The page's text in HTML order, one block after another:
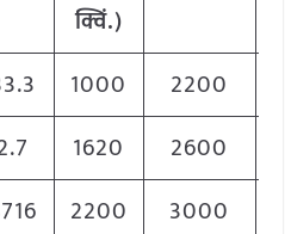
क्विं.)
1000 2200
1620 2600
2200 3000